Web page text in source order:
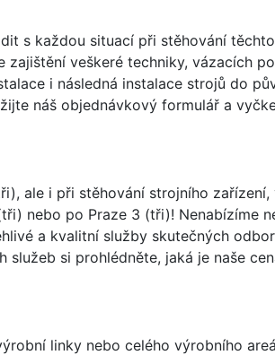
s každou situací při stěhování těchto
zajištění veškeré techniky, vázacích
i následná instalace strojů do
náš objednávkový formulářa
ale i při stěhování strojního zařízení,
nebo po Praze 3 (tři)! Nenabízíme
a kvalitní služby skutečných
si prohlédněte, jaká je naše
linky nebo celého výrobního